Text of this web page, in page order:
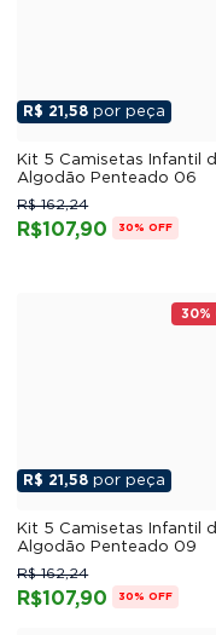
R$ 21,58 por peça
Kit 5 Camisetas Infantil
Algodão Penteado 06
R$107,90
R$ 162,24
30% OFF
30%
R$ 21,58 por peça
Kit 5 Camisetas Infantil
Algodão Penteado 09
R$107,90
R$ 162,24
30% OFF